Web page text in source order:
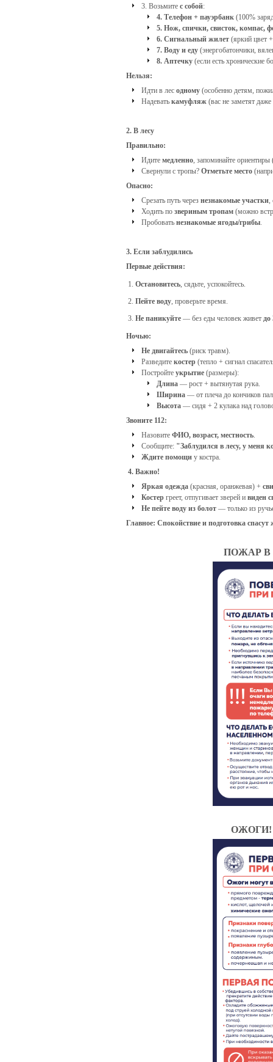
3. Возьмите с собой:
4. Телефон + пауэрбанк (100%
5. Нож, спички, свисток, компас,
6. Сигнальный жилет (яркий цвет
7. Воду и еду (энергобатончики,
8. Аптечку (если есть хронические
Нельзя:
Идти в лес одному (особенно детям,
Надевать камуфляж (вас не заметят
2. В лесу
Правильно:
Идите медленно, запоминайте
Свернули с тропы? Отметьте место
Опасно:
Срезать путь через незнакомые участки,
Ходить по звериным тропам (можно
Пробовать незнакомые ягоды/грибы.
3. Если заблудились
Первые действия:
Остановитесь, сядьте, успокойтесь.
Пейте воду, проверьте время.
Не паникуйте — без еды человек живет до
Ночью:
Не двигайтесь (риск травм).
Разведите костер (тепло + сигнал
Постройте укрытие (размеры):
Длина — рост + вытянутая рука.
Ширина — от плеча до кончиков
Высота — сидя + 2 кулака над
Звоните 112:
Назовите ФИО, возраст, местность.
Сообщите: "Заблудился в лесу, у меня
Ждите помощи у костра.
4. Важно!
Яркая одежда (красная, оранжевая) +
Костер греет, отпугивает зверей и виден
Не пейте воду из болот — только из
Главное: Спокойствие и подготовка спасут
ПОЖАР В
Выбирать
места
глубиной:
для
детей
–
до
м
для
взрослых
–
до
1,3
м